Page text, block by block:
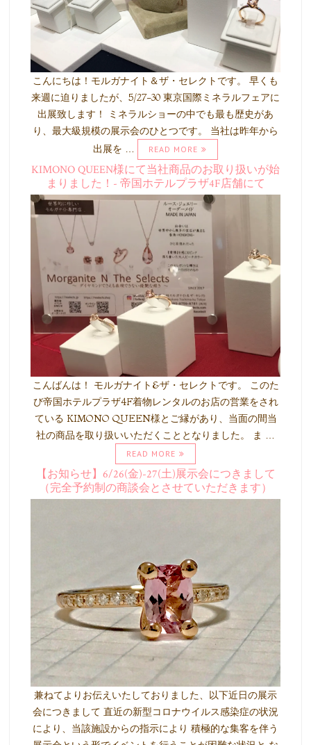
こんにちは！モルガナイト＆ザ・セレクトです。 早くも
来週に迫りましたが、5/27-30 東京国際ミネラルフェアに
出展致します！ ミネラルショーの中でも最も歴史があ
り、最大級規模の展示会のひとつです。 当社は昨年から
出展を …
READ MORE
KIMONO QUEEN様にて当社商品のお取り扱いが始
まりました！- 帝国ホテルプラザ4F店舗にて
こんばんは！ モルガナイト&ザ・セレクトです。 このた
び帝国ホテルプラザ4F着物レンタルのお店の営業をされ
ている KIMONO QUEEN様とご縁があり、当面の間当
社の商品を取り扱いいただくこととなりました。 ま …
READ MORE
【お知らせ】6/26(金)-27(土)展示会につきまして
（完全予約制の商談会とさせていただきます）
兼ねてよりお伝えいたしておりました、以下近日の展示
会につきまして 直近の新型コロナウイルス感染症の状況
により、当該施設からの指示により 積極的な集客を伴う